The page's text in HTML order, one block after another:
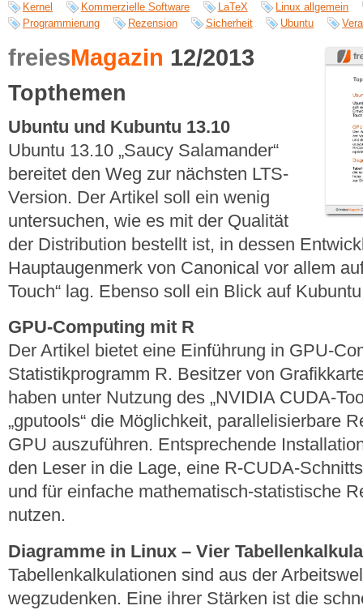
Kernel
Kommerzielle Software LaTeX
Linux allgemein
Programmierung
Rezension Sicherheit Ubuntu
freiesMagazin 12/2013
Topthemen
Ubuntu und Kubuntu 13.10
Ubuntu 13.10 „Saucy Salamander“
bereitet den Weg zur nächsten LTS-
Version. Der Artikel soll ein wenig
untersuchen, wie es mit der Qualität
der Distribution bestellt ist, in dessen
Hauptaugenmerk von Canonical vor allem
Touch“ lag. Ebenso soll ein Blick auf
GPU-Computing mit R
Der Artikel bietet eine Einführung in GPU-
Statistikprogramm R. Besitzer von
haben unter Nutzung des „NVIDIA CUDA-
„gputools“ die Möglichkeit, parallelisierbare
GPU auszuführen. Entsprechende
den Leser in die Lage, eine R-CUDA-
und für einfache mathematisch-statistische
nutzen.
Diagramme in Linux – Vier
Tabellenkalkulationen sind aus der
wegzudenken. Eine ihrer Stärken ist die